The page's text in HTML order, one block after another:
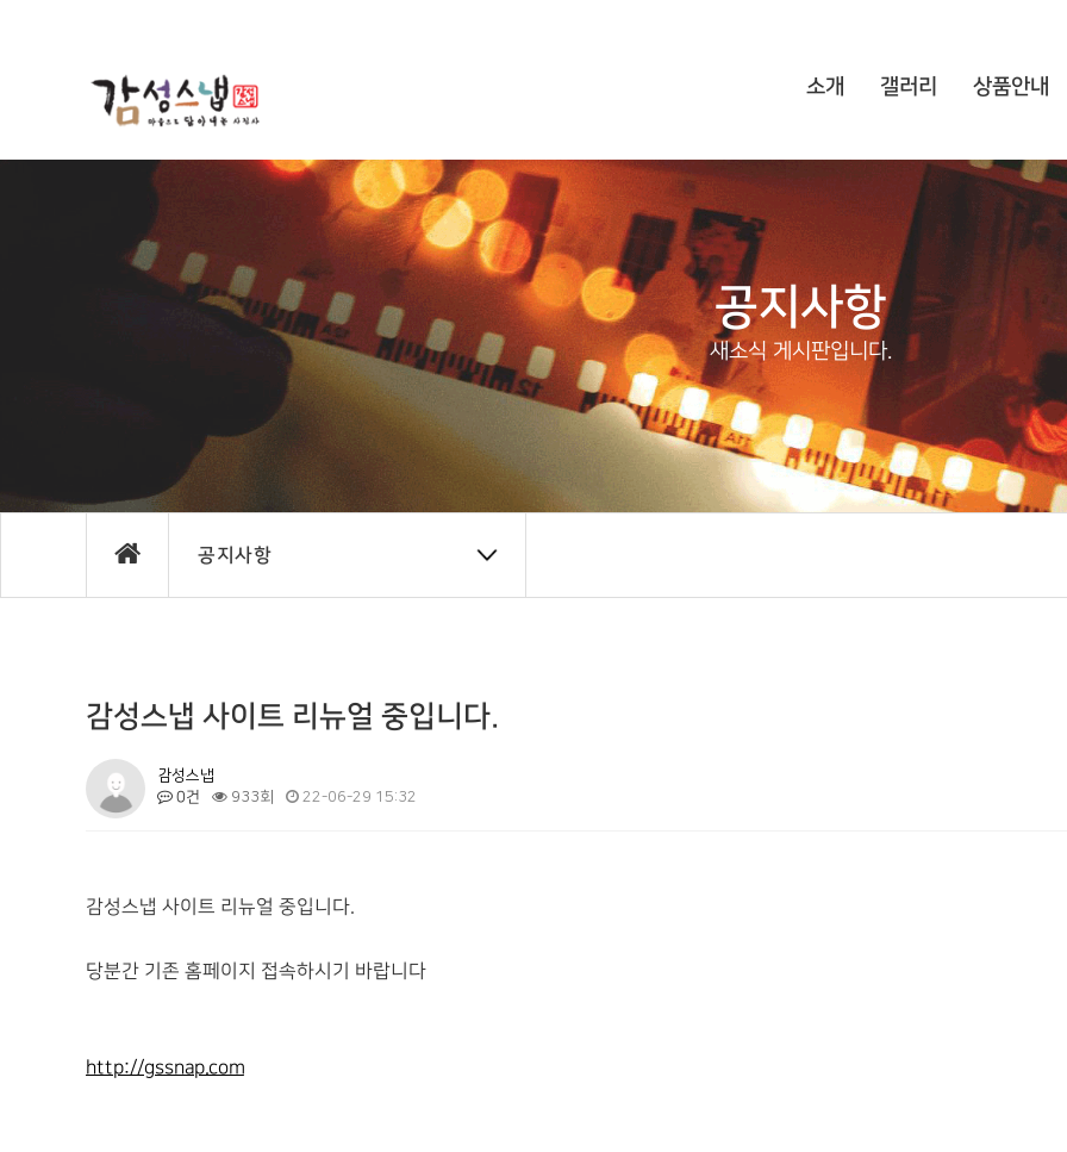
소개 갤러리 상품안내
공지사항
새소식 게시판입니다.
공지사항
감성스냅 사이트 리뉴얼 중입니다.
감성스냅
0건 933회 22-06-29 15:32
감성스냅 사이트 리뉴얼 중입니다.
당분간 기존 홈페이지 접속하시기 바랍니다
http://gssnap.com